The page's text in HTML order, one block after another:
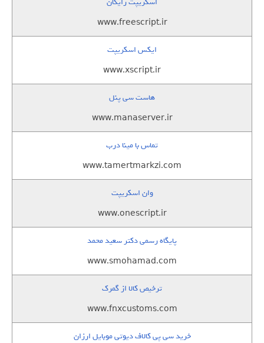
www.freescript.ir
ایکس اسکریپت
www.xscript.ir
هاست سی پنل
www.manaserver.ir
تماس با مینا درب
www.tamertmarkzi.com
وان اسکریپت
www.onescript.ir
پایگاه رسمی دکتر سعید محمد
www.smohamad.com
ترخیص کالا از گمرک
www.fnxcustoms.com
خرید سی پی کالاف دیوتی موبایل ارزان